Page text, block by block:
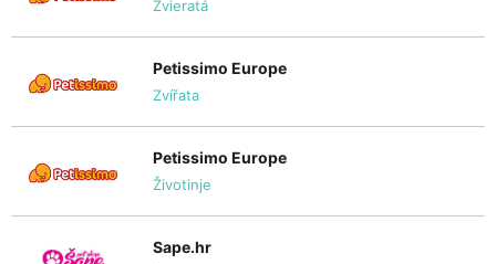
Zvieratá
Petissimo Europe
Zvířata
Petissimo Europe
Životinje
Sape.hr